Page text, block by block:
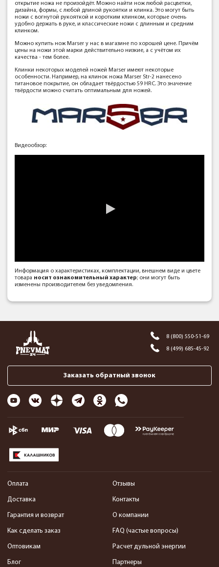
открытие ножа не произойдёт. Можно найти нож любой расцветки,
дизайна, формы, с любой длиной рукоятки и клинка. Это могут быть
ножи с вогнутой рукояткой и коротким клинком, которые очень
удобно держать в руке, и классические ножи с длинным и средним
клинком.
Можно купить нож Marser у нас в магазине по хорошей цене. Причём
цены на ножи этой марки действительно низкие, а с учётом их
качества - тем более.
Клинки некоторых моделей ножей Marser имеют некоторые
особенности. Например, на клинок ножа Marser Str-2 нанесено
титановое покрытие, он обладает твёрдостью 59 HRC. Это значение
твёрдости можно считать оптимальным для ножей.
Видеообзор:
Информация о характеристиках, комплектации, внешнем виде и цвете
товара носит ознакомительный характер; они могут быть
изменены производителем без уведомления.
8 (800) 550-51-69
8 (499) 685-45-92
Заказать обратный звонок
Оплата
Доставка
Гарантия и возврат
Как сделать заказ
Оптовикам
Блог
Отзывы
Контакты
О компании
FAQ (частые вопросы)
Расчет дульной энергии
Партнеры